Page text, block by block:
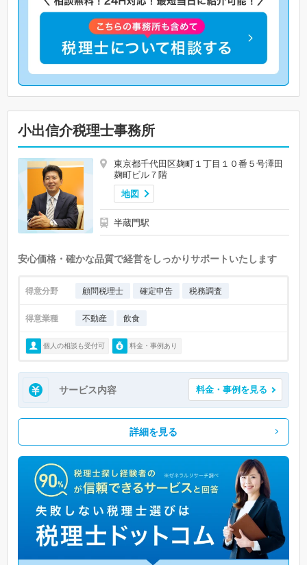
小出信介税理士事務所
東京都千代田区麹町１丁目１０番５号澤田
麹町ビル７階
地図
半蔵門駅
安心価格・確かな品質で経営をしっかりサポートいたします
得意分野 顧問税理士 確定申告 税務調査
得意業種 不動産 飲食
個人の相談も受付可 料金・事例あり
サービス内容 料金・事例を見る
詳細を見る